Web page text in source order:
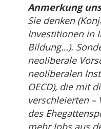
Anmerkung
Sie denken
Investitionen in
Bildung…).
neoliberale
neoliberalen
OECD), die mit
verschleierten –
des
mehr Jobs aus